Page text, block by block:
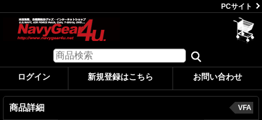
PCサイト
ログイン 新規登録はこちら お問い合わせ
商品詳細 VFA